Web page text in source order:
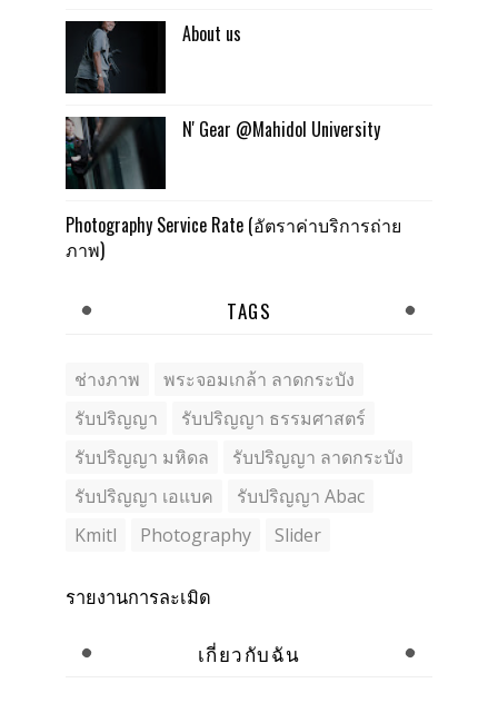
About us
N' Gear @Mahidol University
Photography Service Rate (อัตราค่าบริการถ่าย
ภาพ)
TAGS
ช่างภาพ
พระจอมเกล้า ลาดกระบัง
รับปริญญา
รับปริญญา ธรรมศาสตร์
รับปริญญา มหิดล
รับปริญญา ลาดกระบัง
รับปริญญา เอแบค
รับปริญญา Abac
Kmitl
Photography Slider
รายงานการละเมิด
เกี่ยวกับฉัน